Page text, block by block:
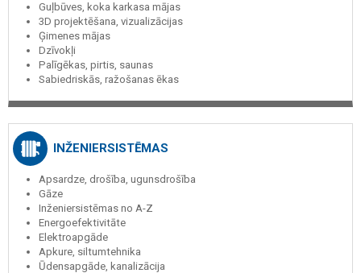
Guļbūves, koka karkasa mājas
3D projektēšana, vizualizācijas
Ģimenes mājas
Dzīvokļi
Palīgēkas, pirtis, saunas
Sabiedriskās, ražošanas ēkas
INŽENIERSISTĒMAS
Apsardze, drošība, ugunsdrošība
Gāze
Inženiersistēmas no A-Z
Energoefektivitāte
Elektroapgāde
Apkure, siltumtehnika
Ūdensapgāde, kanalizācija